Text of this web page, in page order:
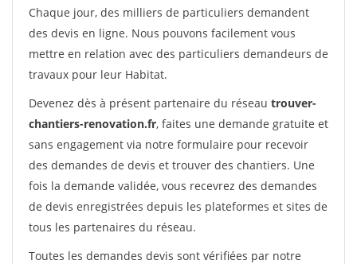
Chaque jour, des milliers de particuliers demandent
des devis en ligne. Nous pouvons facilement vous
mettre en relation avec des particuliers demandeurs de
travaux pour leur Habitat.
Devenez dès à présent partenaire du réseau trouver-
chantiers-renovation.fr, faites une demande gratuite et
sans engagement via notre formulaire pour recevoir
des demandes de devis et trouver des chantiers. Une
fois la demande validée, vous recevrez des demandes
de devis enregistrées depuis les plateformes et sites de
tous les partenaires du réseau.
Toutes les demandes devis sont vérifiées par notre